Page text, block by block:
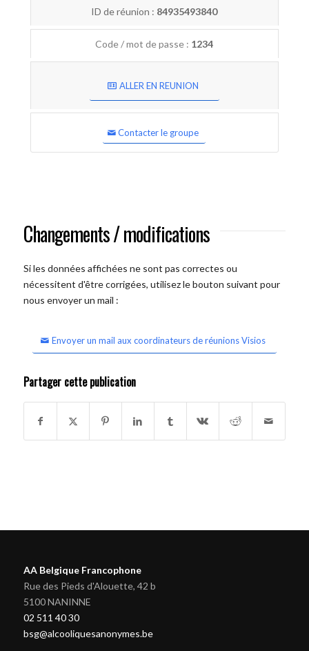
ID de réunion : 84935493840
Code / mot de passe : 1234
ALLER EN REUNION
Contacter le groupe
Changements / modifications
Si les données affichées ne sont pas correctes ou
nécessitent d'être corrigées, utilisez le bouton suivant pour
nous envoyer un mail :
Envoyer un mail aux coordinateurs de réunions Visios
Partager cette publication
AA Belgique Francophone
Rue des Pieds d'Alouette, 42 b
5100 NANINNE
02 511 40 30
bsg@alcooliquesanonymes.be